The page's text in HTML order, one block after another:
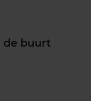
de buurt